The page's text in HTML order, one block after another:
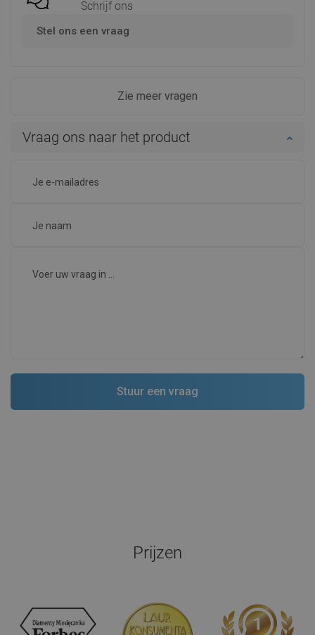
Schrijf ons
Stel ons een vraag
Zie meer vragen
Vraag ons naar het product
Prijzen